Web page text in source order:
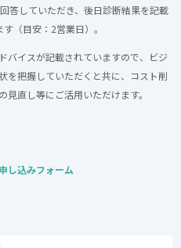
答していただき、後日診断結果を記載
（目安：2営業日）。
バイスが記載されていますので、ビジ
を把握していただくと共に、コスト削
直し等にご活用いただけます。
し込みフォーム